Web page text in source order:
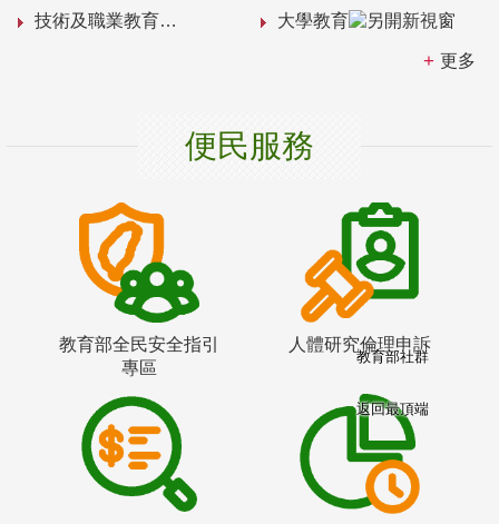
技術及職業教育 大學教育
更多
便民服務
教育部全民安全指引
專區
人體研究倫理申訴
教育部社群
返回最頂端